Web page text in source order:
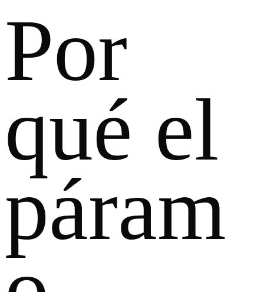
Por
qué el
páram